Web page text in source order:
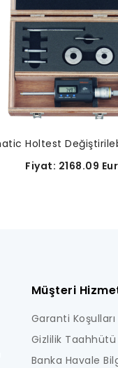
Fiyat: 2168.09
Müşteri
Garanti Koşulları
Gizlilik Taahhütü
Banka Havale